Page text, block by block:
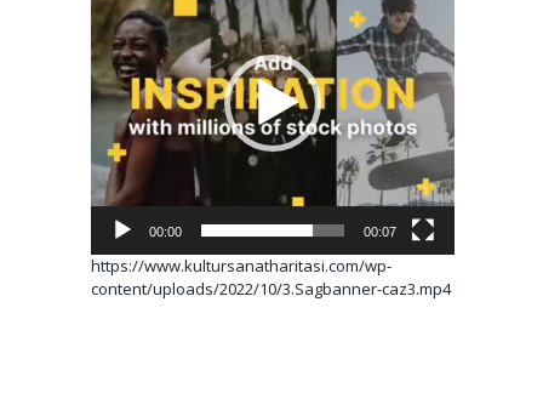
00:00 00:07
https://www.kultursanatharitasi.com/wp-
content/uploads/2022/10/3.Sagbanner-caz3.mp4